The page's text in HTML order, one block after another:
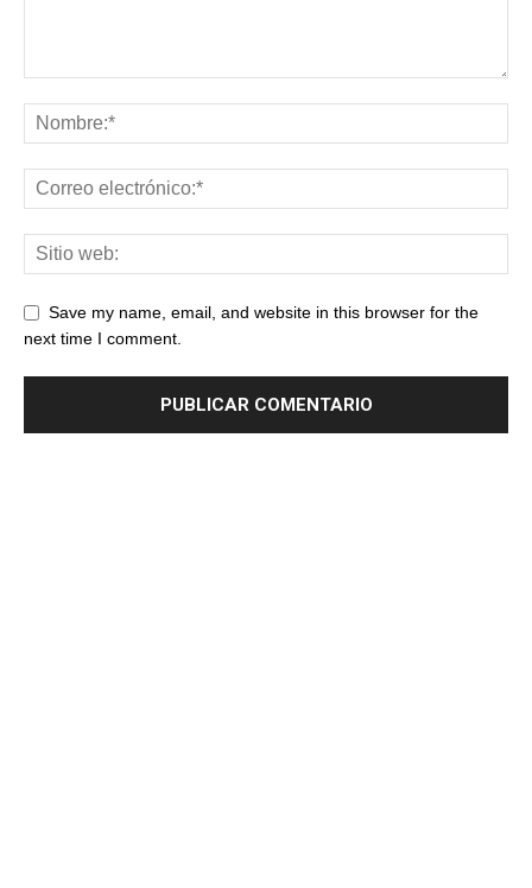
Save my name, email, and website in this browser for the
next time I comment.